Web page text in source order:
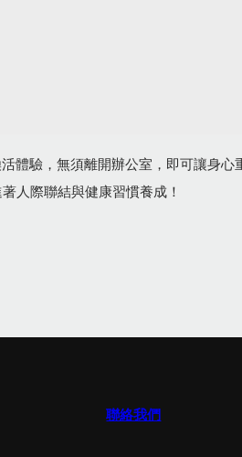
體驗，無須離開辦公室，即可讓身心
人際聯結與健康習慣養成！
聯絡我們